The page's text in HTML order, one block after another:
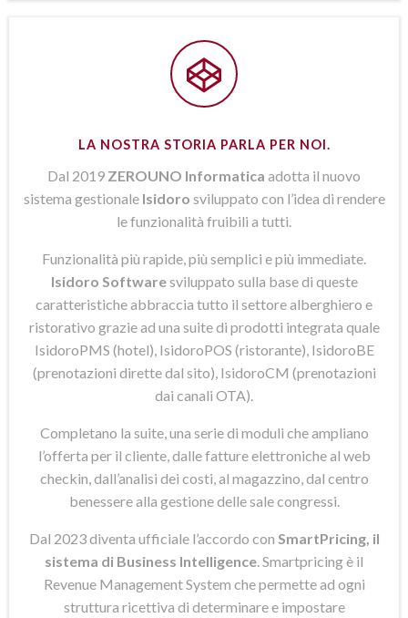
LA NOSTRA STORIA PARLA PER NOI.
Dal 2019 ZEROUNO Informatica adotta il nuovo
sistema gestionale Isidoro sviluppato con l’idea di rendere
le funzionalità fruibili a tutti.
Funzionalità più rapide, più semplici e più immediate.
Isidoro Softwaresviluppato sulla base di queste
caratteristiche abbraccia tutto il settore alberghiero e
ristorativo grazie ad una suite di prodotti integrata quale
IsidoroPMS (hotel), IsidoroPOS (ristorante), IsidoroBE
(prenotazioni dirette dal sito), IsidoroCM (prenotazioni
dai canali OTA).
Completano la suite, una serie di moduli che ampliano
l’offerta per il cliente, dalle fatture elettroniche al web
checkin, dall’analisi dei costi, al magazzino, dal centro
benessere alla gestione delle sale congressi.
Dal 2023 diventa ufficiale l’accordo con SmartPricing, il
sistema di Business Intelligence . Smartpricing è il
Revenue Management System che permette ad ogni
struttura ricettiva di determinare e impostare